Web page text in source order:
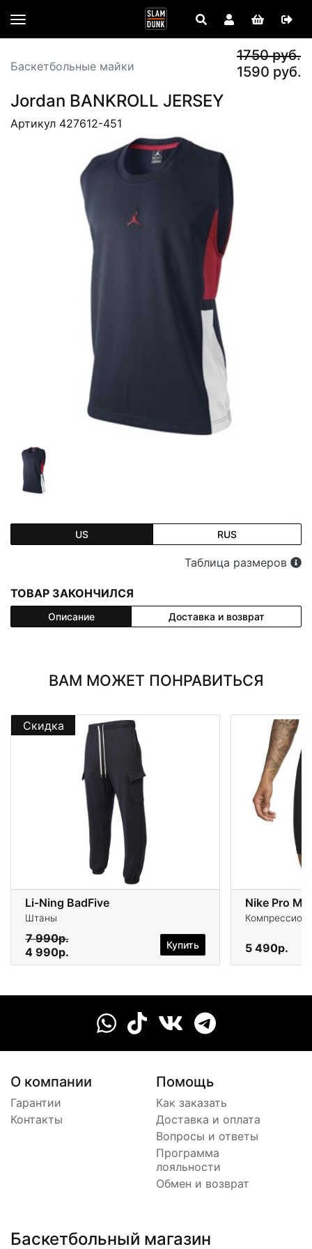
Баскетбольные майки
1750 руб.
1590 руб.
Jordan BANKROLL JERSEY
Артикул 427612-451
US RUS
Таблица размеров
ТОВАР ЗАКОНЧИЛСЯ
Описание Доставка и возврат
ВАМ МОЖЕТ ПОНРАВИТЬСЯ
Скидка
Li-Ning BadFive
Штаны
7 990р.
4 990р.
Купить 5 490р.
О компании
Гарантии
Контакты
Помощь
Как заказать
Доставка и оплата
Вопросы и ответы
Программа
лояльности
Обмен и возврат
Баскетбольный магазин